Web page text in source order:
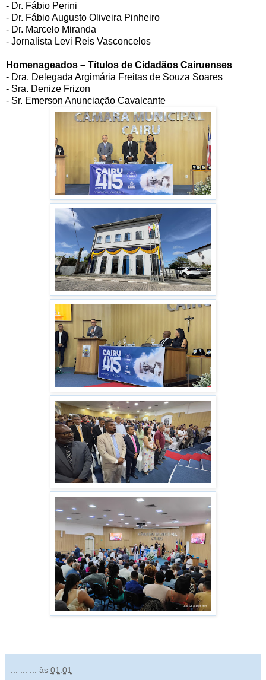
- Dr. Fábio Perini
- Dr. Fábio Augusto Oliveira Pinheiro
- Dr. Marcelo Miranda
- Jornalista Levi Reis Vasconcelos
Homenageados – Títulos de Cidadãos Cairuenses
- Dra. Delegada Argimária Freitas de Souza Soares
- Sra. Denize Frizon
- Sr. Emerson Anunciação Cavalcante
às 01:01